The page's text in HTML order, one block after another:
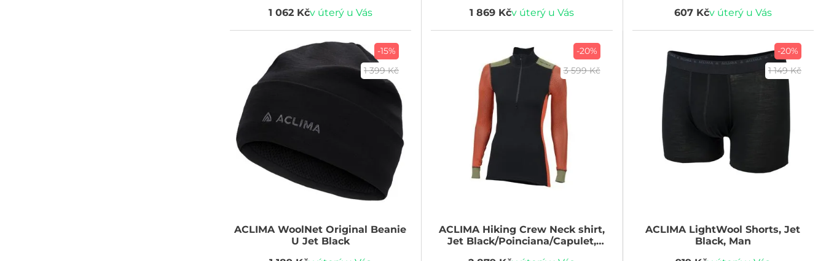
1 062 Kčv úterý u Vás
1 869 Kčv úterý u Vás
607 Kčv úterý u Vás
-15%
1 399 Kč
ACLIMAWoolNet Original Beanie
U Jet Black
-20%
3 599 Kč
ACLIMAHiking Crew Neck shirt,
Jet Black/Poinciana/Capulet,
-20%
1 149 Kč
ACLIMALightWool Shorts, Jet
Black, Man